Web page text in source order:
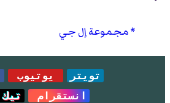
مجموعة إل جي
تويتر يوتيوب
انستقرام